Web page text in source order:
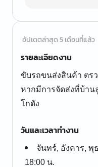
อัปเดตล่าสุด 5 เดือนที่แล้ว
รายละเอียดงาน
ขับรถขนส่งสินค้า ตร
หากมีการจัดส่งที่บ้า
โกดัง
วันและเวลาทำงาน
จันทร์, อังคาร, พุ
18:00 น.